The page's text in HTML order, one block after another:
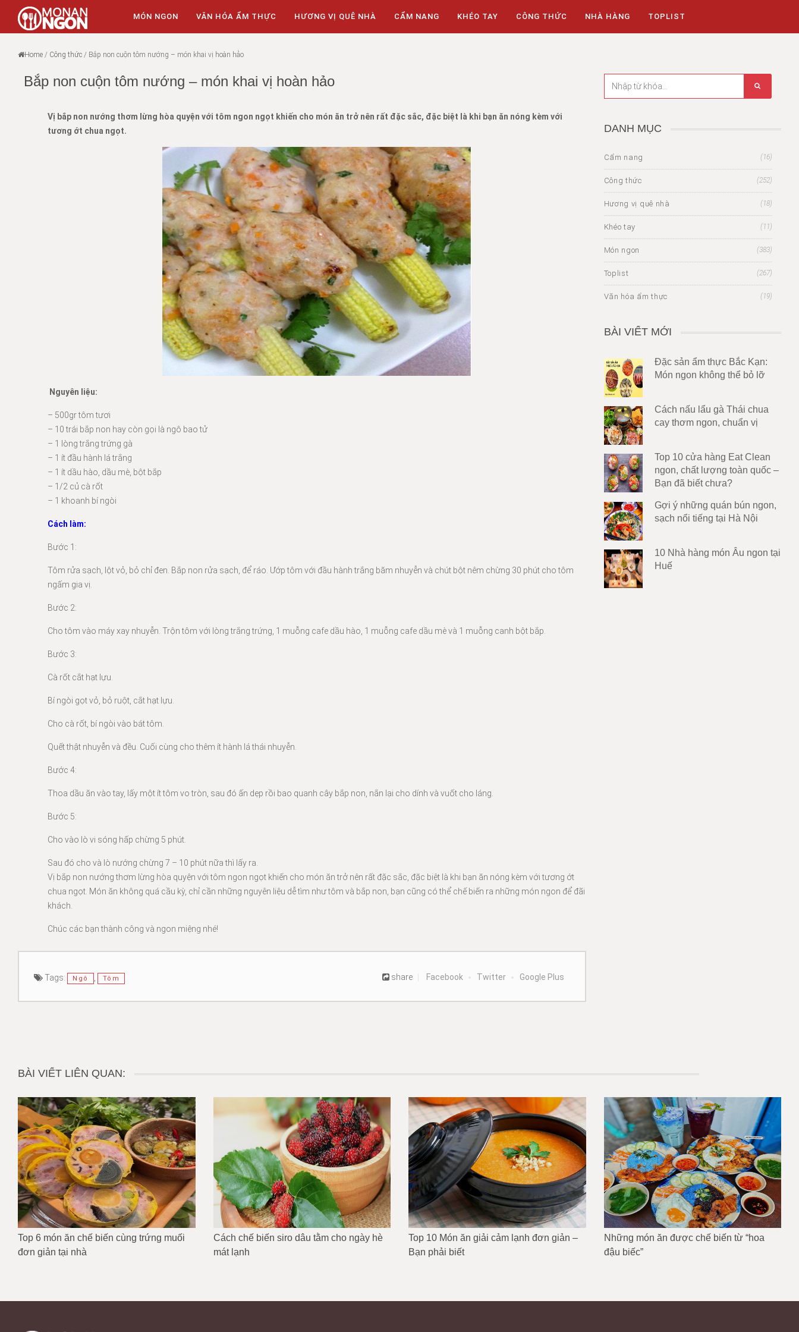
MÓN NGON VĂN HÓA ẨM THỰC HƯƠNG VỊ QUÊ NHÀ CẨM NANG KHÉO TAY CÔNG THỨC NHÀ HÀNG TOPLIST
Home / Công thức / Bắp non cuộn tôm nướng – món khai vị hoàn hảo
Bắp non cuộn tôm nướng – món khai vị hoàn hảo
Vị bắp non nướng thơm lừng hòa quyện với tôm ngon ngọt khiến cho món ăn trở nên rất đặc sắc, đặc biệt là khi bạn ăn nóng kèm với
tương ớt chua ngọt.
Nguyên liệu:
– 500gr tôm tươi
– 10 trái bắp non hay còn gọi là ngô bao tử
– 1 lòng trắng trứng gà
– 1 ít đầu hành lá trắng
– 1 ít dầu hào, dầu mè, bột bắp
– 1/2 củ cà rốt
– 1 khoanh bí ngòi
Cách làm:
Bước 1:
Tôm rửa sạch, lột vỏ, bỏ chỉ đen. Bắp non rửa sạch, để ráo. Ướp tôm với đầu hành trắng băm nhuyễn và chút bột nêm chừng 30 phút cho tôm
ngấm gia vị.
Bước 2:
Cho tôm vào máy xay nhuyễn. Trộn tôm với lòng trắng trứng, 1 muỗng cafe dầu hào, 1 muỗng cafe dầu mè và 1 muỗng canh bột bắp.
Bước 3:
Cà rốt cắt hạt lựu.
Bí ngòi gọt vỏ, bỏ ruột, cắt hạt lựu.
Cho cà rốt, bí ngòi vào bát tôm.
Quết thật nhuyễn và đều. Cuối cùng cho thêm ít hành lá thái nhuyễn.
Bước 4:
Thoa dầu ăn vào tay, lấy một ít tôm vo tròn, sau đó ấn dẹp rồi bao quanh cây bắp non, nắn lại cho dính và vuốt cho láng.
Bước 5:
Cho vào lò vi sóng hấp chừng 5 phút.
Sau đó cho và lò nướng chừng 7 – 10 phút nữa thì lấy ra.
Vị bắp non nướng thơm lừng hòa quyện với tôm ngon ngọt khiến cho món ăn trở nên rất đặc sắc, đặc biệt là khi bạn ăn nóng kèm với tương ớt
chua ngọt. Món ăn không quá cầu kỳ, chỉ cần những nguyên liệu dễ tìm như tôm và bắp non, bạn cũng có thể chế biến ra những món ngon để đãi
khách.
Chúc các bạn thành công và ngon miệng nhé!
Tags: Ngô Tôm share Facebook Twitter Google Plus
DANH MỤC
Cẩm nang (16)
Công thức (252)
Hương vị quê nhà (18)
Khéo tay (11)
Món ngon (383)
Toplist (267)
Văn hóa ẩm thực (19)
BÀI VIẾT MỚI
Đặc sản ẩm thực Bắc Kạn:
Món ngon không thể bỏ lỡ
Cách nấu lẩu gà Thái chua
cay thơm ngon, chuẩn vị
Top 10 cửa hàng Eat Clean
ngon, chất lượng toàn quốc –
Bạn đã biết chưa?
Gợi ý những quán bún ngon,
sạch nổi tiếng tại Hà Nội
10 Nhà hàng món Âu ngon tại
Huế
BÀI VIẾT LIÊN QUAN:
Top 6 món ăn chế biến cùng trứng muối
đơn giản tại nhà
Cách chế biến siro dâu tằm cho ngày hè
mát lạnh
Top 10 Món ăn giải cảm lạnh đơn giản –
Bạn phải biết
Những món ăn được chế biến từ “hoa
đậu biếc”